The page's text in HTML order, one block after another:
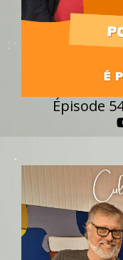
Épisode